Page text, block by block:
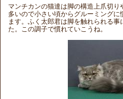
マンチカンの猫達は脚の構造上爪切
多いので小さい頃からグルーミング
ます。ふく太郎君は脚を触れられる
た。この調子で慣れていこうね。